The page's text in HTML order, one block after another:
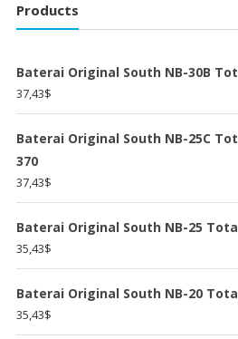
Products
Baterai Original South NB-30B
37,43$
Baterai Original South NB-25C
370
37,43$
Baterai Original South NB-25
35,43$
Baterai Original South NB-20
35,43$